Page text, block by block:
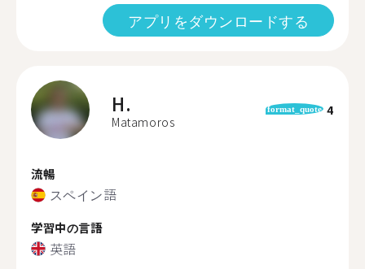
アプリをダウンロードする
H.
Matamoros
format_quote 4
流暢
スペイン語
学習中の言語
英語